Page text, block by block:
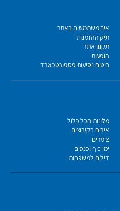
איך משתמשים באתר
תיק ההזמנות
תקנון אתר
הופעות
ביטוח נסיעות פספורטכארד
מלונות הכל כלול
אירוח בקיבוצים
צימרים
ימי כיף וכנסים
דילים למשפחות